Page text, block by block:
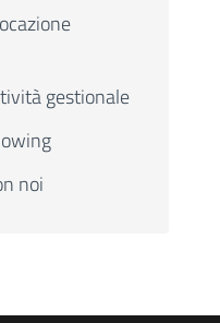
gestionale
noi